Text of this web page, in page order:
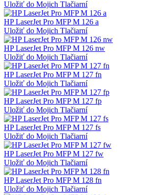
Uložiť do Mojich Tlačiarní
HP LaserJet Pro MFP M 126 a
Uložiť do Mojich Tlačiarní
HP LaserJet Pro MFP M 126 nw
Uložiť do Mojich Tlačiarní
HP LaserJet Pro MFP M 127 fn
Uložiť do Mojich Tlačiarní
HP LaserJet Pro MFP M 127 fp
Uložiť do Mojich Tlačiarní
HP LaserJet Pro MFP M 127 fs
Uložiť do Mojich Tlačiarní
HP LaserJet Pro MFP M 127 fw
Uložiť do Mojich Tlačiarní
HP LaserJet Pro MFP M 128 fn
Uložiť do Mojich Tlačiarní